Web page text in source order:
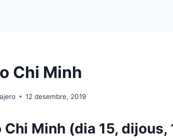
Chi Minh
12 desembre, 2019
Chi Minh (dia 15,